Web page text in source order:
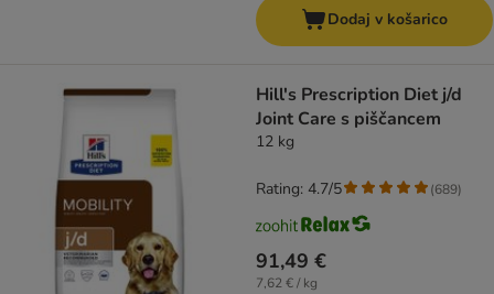
Dodaj v košarico
Hill's Prescription Diet j/d
Joint Care s piščancem
12 kg
91,49 €
7,62 € / kg
Rating: 4.7/5 (689)